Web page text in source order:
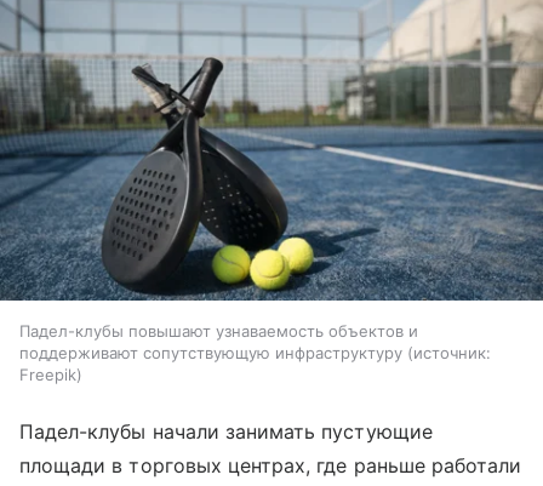
Падел-клубы повышают узнаваемость объектов и
поддерживают сопутствующую инфраструктуру
источник:
Freepik
Падел-клубы начали занимать пустующие
площади в торговых центрах, где раньше работали